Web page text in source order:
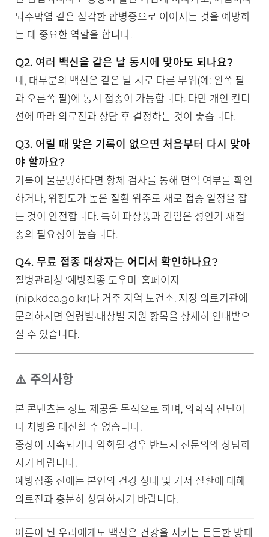
뇌수막염 같은 심각한 합병증으로 이어지는 것을 예방하
는 데 중요한 역할을 합니다.
Q2. 여러 백신을 같은 날 동시에 맞아도 되나요?
네, 대부분의 백신은 같은 날 서로 다른 부위(예: 왼쪽 팔
과 오른쪽 팔)에 동시 접종이 가능합니다. 다만 개인 컨디
션에 따라 의료진과 상담 후 결정하는 것이 좋습니다.
Q3. 어릴 때 맞은 기록이 없으면 처음부터 다시 맞아
야 할까요?
기록이 불분명하다면 항체 검사를 통해 면역 여부를 확인
하거나, 위험도가 높은 질환 위주로 새로 접종 일정을 잡
는 것이 안전합니다. 특히 파상풍과 간염은 성인기 재접
종의 필요성이 높습니다.
Q4. 무료 접종 대상자는 어디서 확인하나요?
질병관리청 '예방접종 도우미' 홈페이지
(nip.kdca.go.kr)나 거주 지역 보건소, 지정 의료기관에
문의하시면 연령별·대상별 지원 항목을 상세히 안내받으
실 수 있습니다.
⚠️ 주의사항
본 콘텐츠는 정보 제공을 목적으로 하며, 의학적 진단이
나 처방을 대신할 수 없습니다.
증상이 지속되거나 악화될 경우 반드시 전문의와 상담하
시기 바랍니다.
예방접종 전에는 본인의 건강 상태 및 기저 질환에 대해
의료진과 충분히 상담하시기 바랍니다.
어른이 된 우리에게도 백신은 건강을 지키는 든든한 방패